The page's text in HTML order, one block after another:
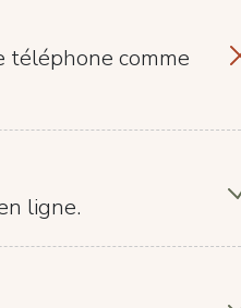
téléphone comme
ligne.